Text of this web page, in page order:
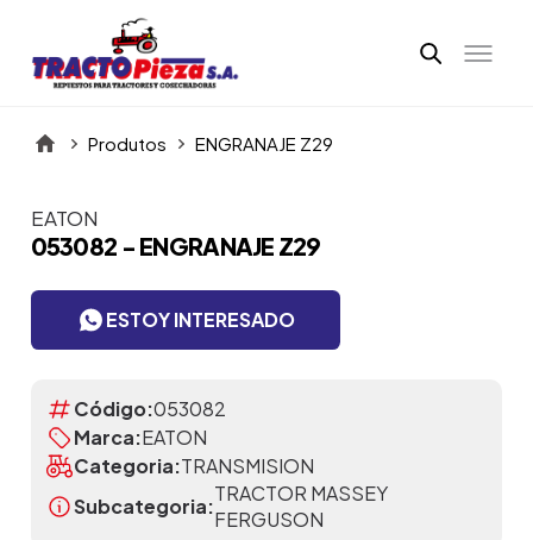
Produtos ENGRANAJE Z29
Itens da Galeria
EATON
053082 - ENGRANAJE Z29
ESTOY INTERESADO
Código:053082
Marca:EATON
Categoria:TRANSMISION
Subcategoria:
TRACTOR MASSEY
FERGUSON